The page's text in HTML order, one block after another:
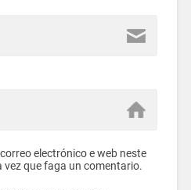
electrónico e web neste
que faga un comentario.